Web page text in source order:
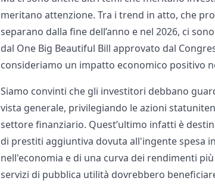
meritano attenzione. Tra i trend in atto, che
separano dalla fine dell’anno e nel 2026, ci
dal One Big Beautiful Bill approvato dal
consideriamo un impatto economico positivo
Siamo convinti che gli investitori debbano
vista generale, privilegiando le azioni
settore finanziario. Quest’ultimo infatti è
di prestiti aggiuntiva dovuta all'ingente spesa
nell'economia e di una curva dei rendimenti
servizi di pubblica utilità dovrebbero